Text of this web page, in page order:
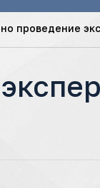
проведение